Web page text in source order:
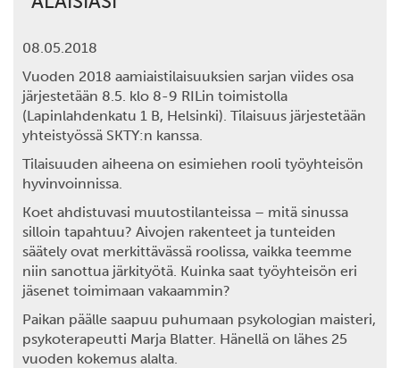
08.05.2018
Vuoden 2018 aamiaistilaisuuksien sarjan viides osa
järjestetään 8.5. klo 8-9 RILin toimistolla
(Lapinlahdenkatu 1 B, Helsinki). Tilaisuus järjestetään
yhteistyössä SKTY:n kanssa.
Tilaisuuden aiheena on esimiehen rooli työyhteisön
hyvinvoinnissa.
Koet ahdistuvasi muutostilanteissa – mitä sinussa
silloin tapahtuu? Aivojen rakenteet ja tunteiden
säätely ovat merkittävässä roolissa, vaikka teemme
niin sanottua järkityötä. Kuinka saat työyhteisön eri
jäsenet toimimaan vakaammin?
Paikan päälle saapuu puhumaan psykologian maisteri,
psykoterapeutti Marja Blatter. Hänellä on lähes 25
vuoden kokemus alalta.